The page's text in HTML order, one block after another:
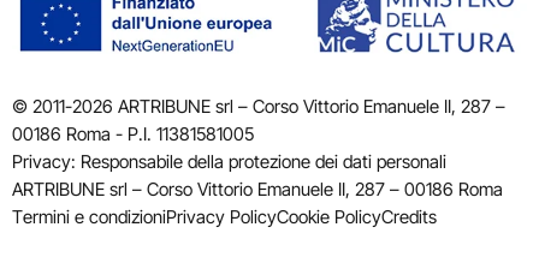
© 2011-2026 ARTRIBUNE srl – Corso Vittorio Emanuele II, 287 –
00186 Roma - P.I. 11381581005
Privacy: Responsabile della protezione dei dati personali
ARTRIBUNE srl – Corso Vittorio Emanuele II, 287 – 00186 Roma
Termini e condizioniPrivacy PolicyCookie PolicyCredits